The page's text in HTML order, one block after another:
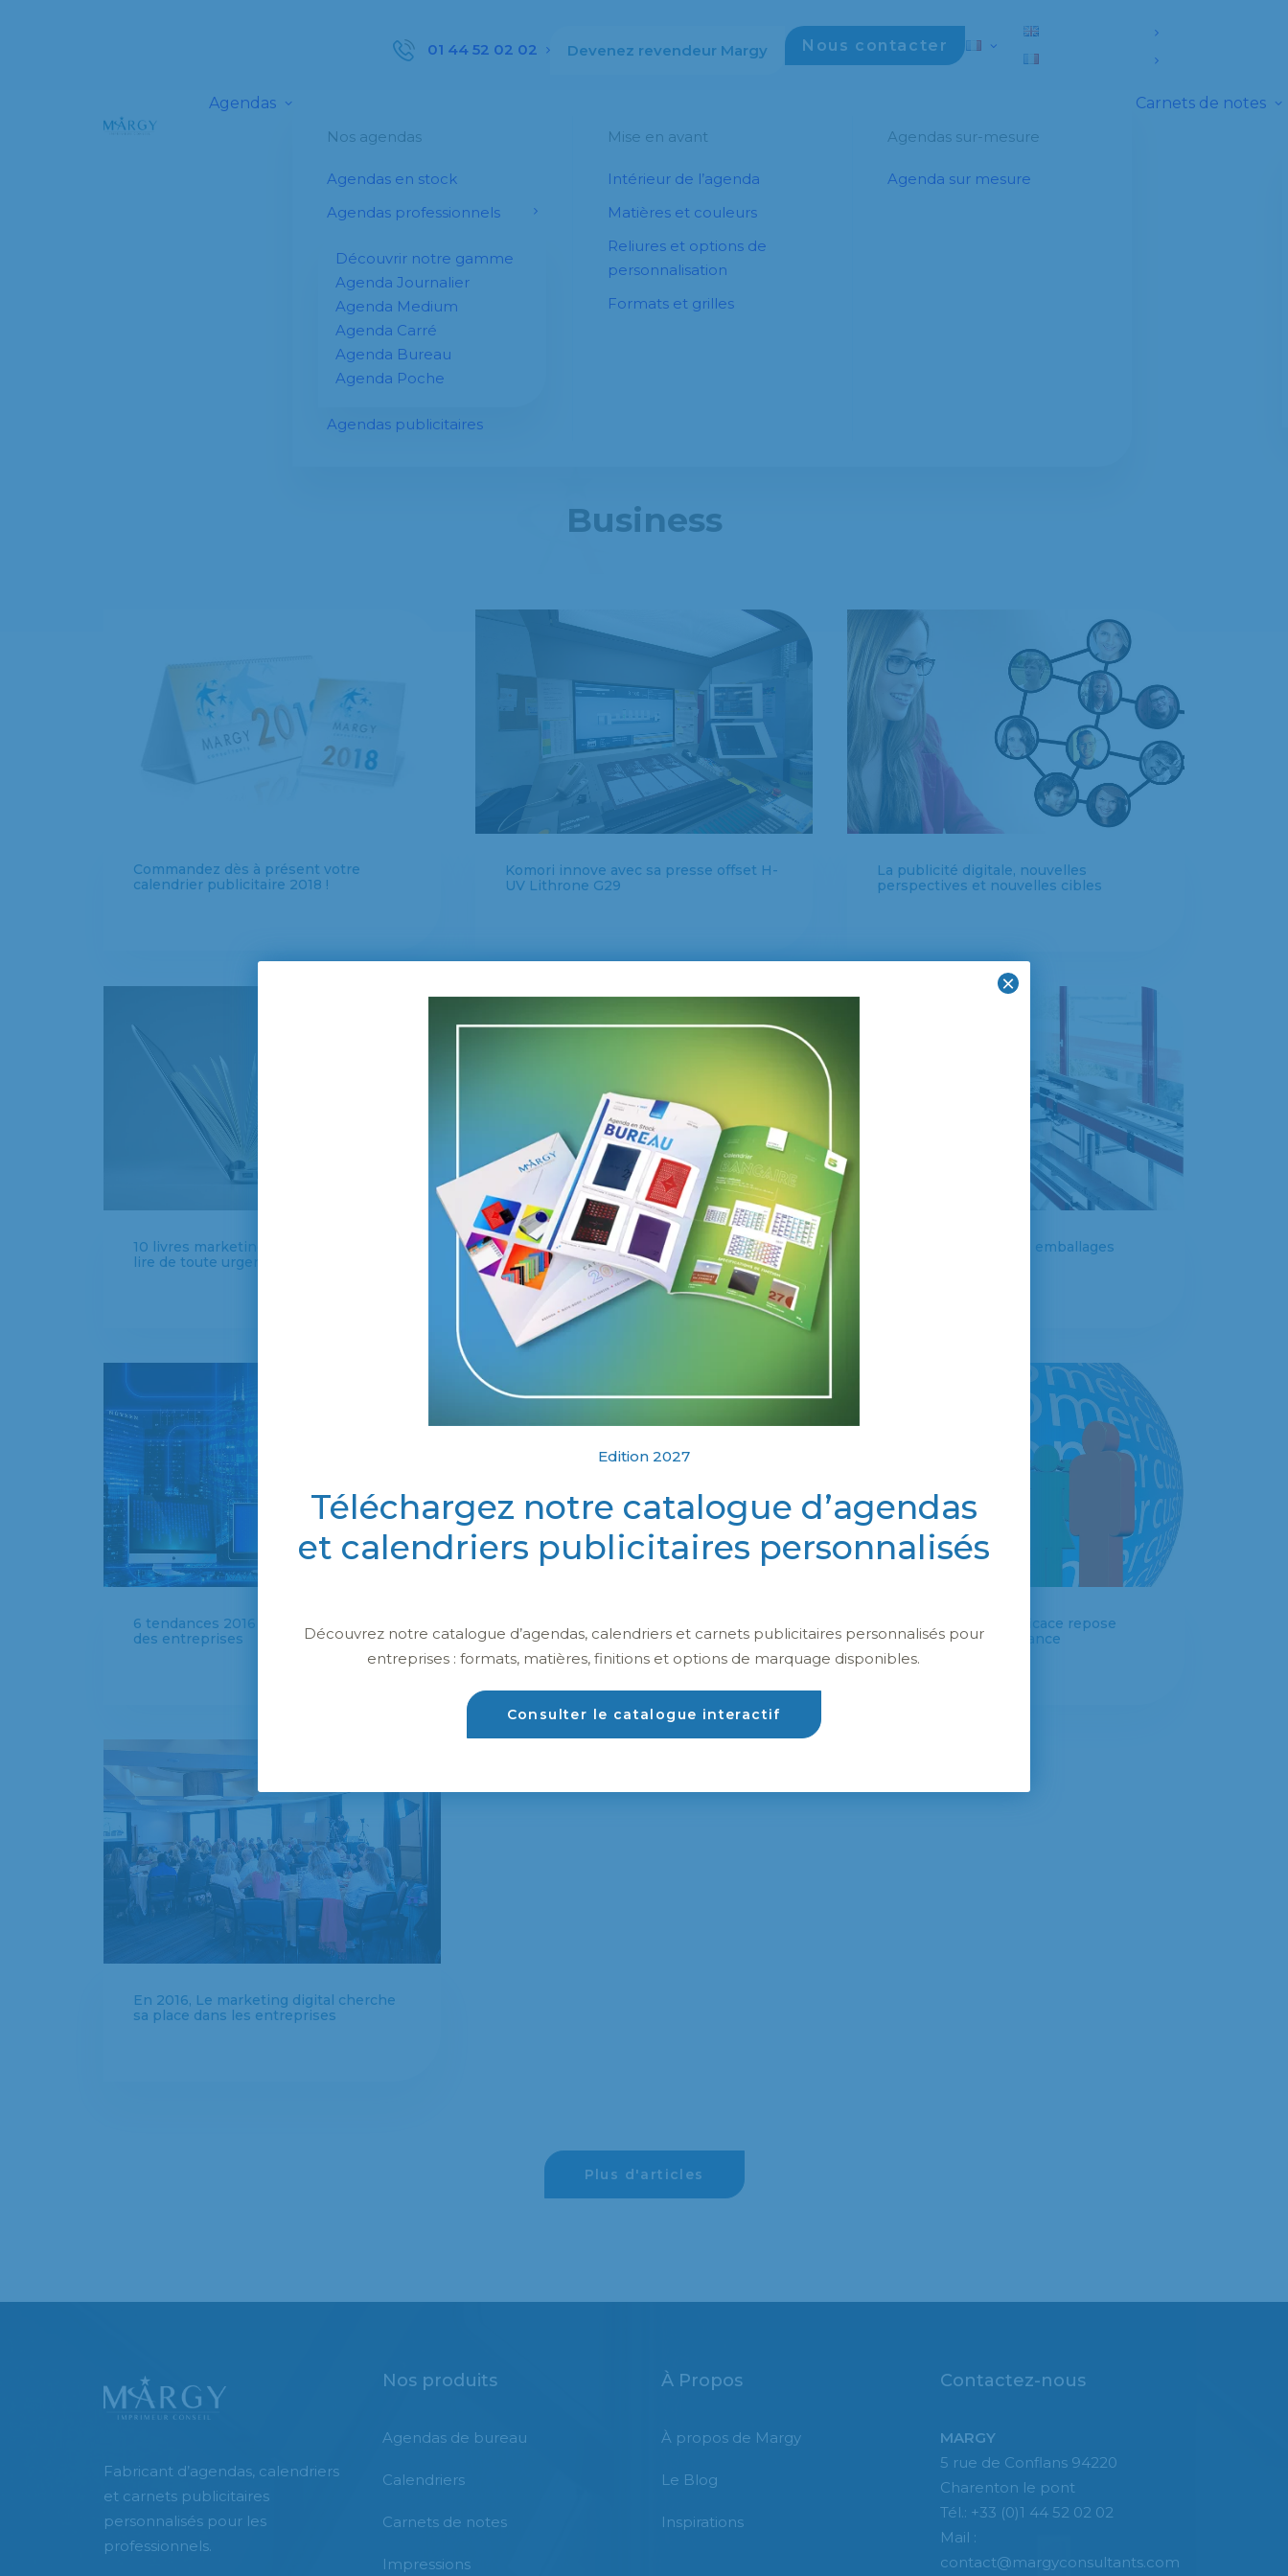
01 44 52 02 02 Devenez revendeur Margy Nous contacter
Agendas
Nos agendas
Agendas en stock
Agendas professionnels
Découvrir notre gamme
Agenda Journalier
Agenda Medium
Agenda Carré
Agenda Bureau
Agenda Poche
Agendas publicitaires
Mise en avant
Intérieur de l’agenda
Matières et couleurs
Reliures et options de
personnalisation
Formats et grilles
Agendas sur-mesure
Agenda sur mesure
Carnets de notes
Business
Commandez dès à présent votre
calendrier publicitaire 2018 !
Komori innove avec sa presse offset H-
UV Lithrone G29
La publicité digitale, nouvelles
perspectives et nouvelles cibles
10 livres marketing et communication à
lire de toute urgence
Vers un nouveau shopper marketing
La nouvelle vie de nos emballages
6 tendances 2016 de la communication
des entreprises
son identité visuelle
Une relation client efficace repose
avant tout sur la confiance
En 2016, Le marketing digital cherche
sa place dans les entreprises
Plus d'articles
Fabricant d’agendas, calendriers
et carnets publicitaires
personnalisés pour les
professionnels.
Nos produits
Agendas de bureau
Calendriers
Carnets de notes
Impressions
À Propos
À propos de Margy
Le Blog
Inspirations
Contactez-nous
MARGY
5 rue de Conflans 94220
Charenton le pont
Tél.: +33 (0)1 44 52 02 02
Mail :
contact@margyconsultants.com
Edition 2027
Téléchargez notre catalogue d’agendas
et calendriers publicitaires personnalisés
Découvrez notre catalogue d’agendas, calendriers et carnets publicitaires personnalisés pour
entreprises : formats, matières, finitions et options de marquage disponibles.
Consulter le catalogue interactif
×